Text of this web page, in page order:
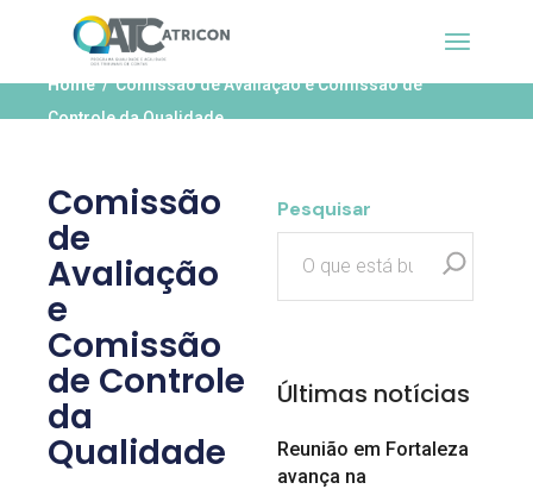
Home
Comissão de Avaliação e Comissão de
Controle da Qualidade
Comissão
de
Avaliação
e
Comissão
de Controle
da
Qualidade
Pesquisar
Últimas notícias
Reunião em Fortaleza
avança na